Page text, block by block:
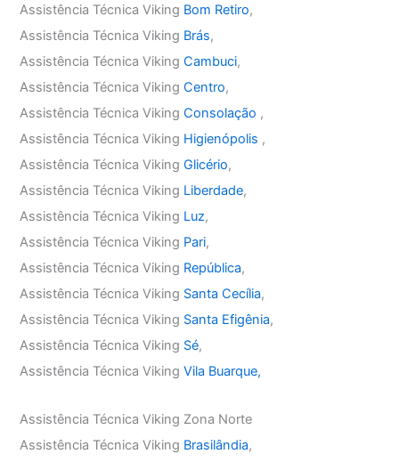
Assistência Técnica Viking Bom Retiro,
Assistência Técnica Viking Brás,
Assistência Técnica VikingCambuci,
Assistência Técnica VikingCentro,
Assistência Técnica VikingConsolação ,
Assistência Técnica Viking Higienópolis ,
Assistência Técnica VikingGlicério,
Assistência Técnica Viking Liberdade,
Assistência Técnica Viking Luz,
Assistência Técnica Viking Pari,
Assistência Técnica Viking República,
Assistência Técnica Viking Santa Cecília,
Assistência Técnica Viking Santa Efigênia,
Assistência Técnica Viking Sé,
Assistência Técnica VikingVila Buarque,
Assistência Técnica Viking Zona Norte
Assistência Técnica Viking Brasilândia,